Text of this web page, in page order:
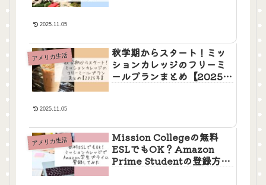
2025.11.05
アメリカ生活
秋学期からスタート！ミッ
ションカレッジのフリーミ
ールプランまとめ【2025
2025.11.05
アメリカ生活
Mission Collegeの無料
ESLでもOK？Amazon
Prime Studentの登録方法